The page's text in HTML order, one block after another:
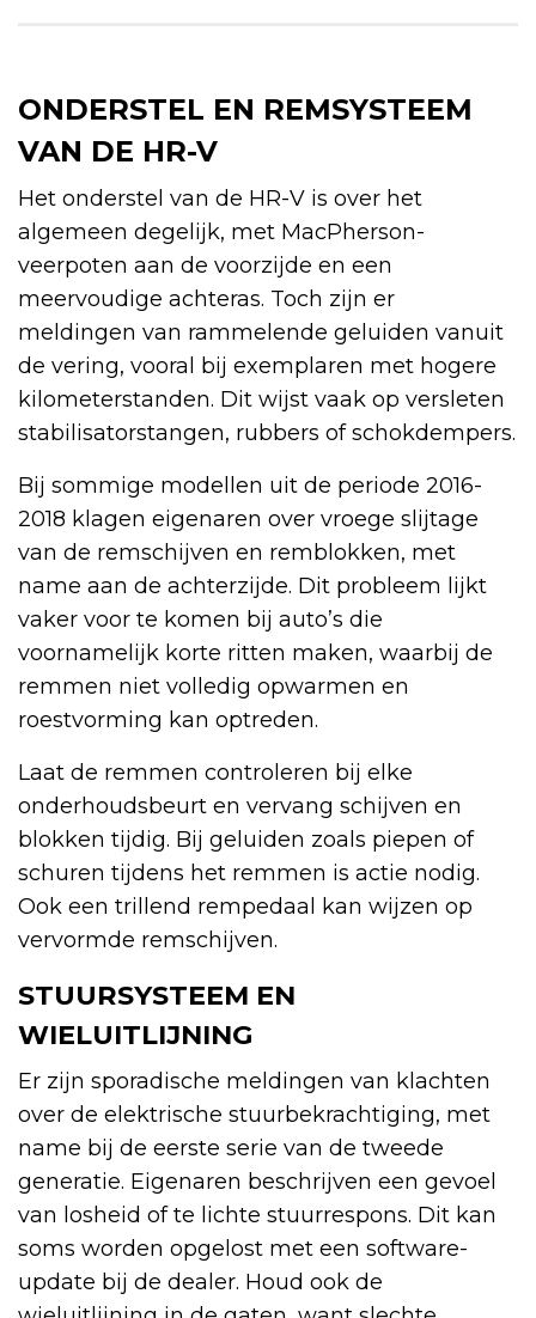
ONDERSTEL EN REMSYSTEEM
VAN DE HR-V
Het onderstel van de HR-V is over het
algemeen degelijk, met MacPherson-
veerpoten aan de voorzijde en een
meervoudige achteras. Toch zijn er
meldingen van rammelende geluiden vanuit
de vering, vooral bij exemplaren met hogere
kilometerstanden. Dit wijst vaak op versleten
stabilisatorstangen, rubbers of schokdempers.
Bij sommige modellen uit de periode 2016-
2018 klagen eigenaren over vroege slijtage
van de remschijven en remblokken, met
name aan de achterzijde. Dit probleem lijkt
vaker voor te komen bij auto’s die
voornamelijk korte ritten maken, waarbij de
remmen niet volledig opwarmen en
roestvorming kan optreden.
Laat de remmen controleren bij elke
onderhoudsbeurt en vervang schijven en
blokken tijdig. Bij geluiden zoals piepen of
schuren tijdens het remmen is actie nodig.
Ook een trillend rempedaal kan wijzen op
vervormde remschijven.
STUURSYSTEEM EN
WIELUITLIJNING
Er zijn sporadische meldingen van klachten
over de elektrische stuurbekrachtiging, met
name bij de eerste serie van de tweede
generatie. Eigenaren beschrijven een gevoel
van losheid of te lichte stuurrespons. Dit kan
soms worden opgelost met een software-
update bij de dealer. Houd ook de